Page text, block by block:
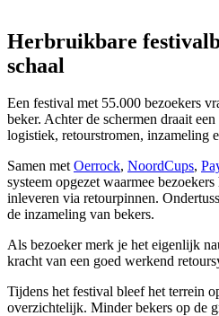
Herbruikbare
schaal
Een festival met 55.000 bezoekers
beker. Achter de schermen draait
logistiek, retourstromen, inzameling
Samen metOerrock, NoordCups,
systeem opgezet waarmee
inleveren via retourpinnen.
de inzameling van bekers.
Als bezoeker merk je het eigenlijk
kracht van een goed werkend
Tijdens het festival bleef het terrein
overzichtelijk. Minder bekers op de